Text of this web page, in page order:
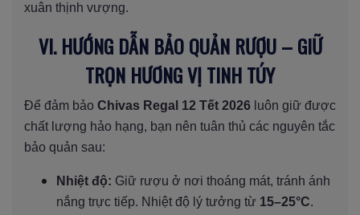
xuân thịnh vượng.
VI. HƯỚNG DẪN BẢO QUẢN RƯỢU – GIỮ
TRỌN HƯƠNG VỊ TINH TÚY
Để đảm bảo Chivas Regal 12 Tết 2026 luôn giữ được
chất lượng hảo hạng, bạn nên tuân thủ các nguyên tắc
bảo quản sau:
Nhiệt độ: Giữ rượu ở nơi thoáng mát, tránh ánh
nắng trực tiếp. Nhiệt độ lý tưởng từ 15–25°C.